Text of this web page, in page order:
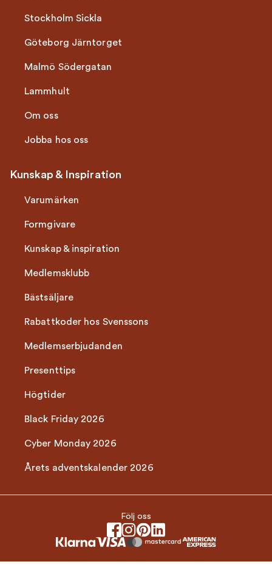
Stockholm Sickla
Göteborg Järntorget
Malmö Södergatan
Lammhult
Om oss
Jobba hos oss
Kunskap & Inspiration
Varumärken
Formgivare
Kunskap & inspiration
Medlemsklubb
Bästsäljare
Rabattkoder hos Svenssons
Medlemserbjudanden
Presenttips
Högtider
Black Friday 2026
Cyber Monday 2026
Årets adventskalender 2026
Följ oss